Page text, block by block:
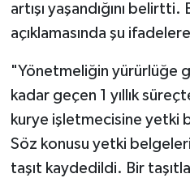
artışı yaşandığını
açıklamasında şu
"Yönetmeliğin yürürlüğe
kadar geçen 1 yıllık
kurye işletmecisine yetki
Söz konusu yetki
taşıt kaydedildi. Bir